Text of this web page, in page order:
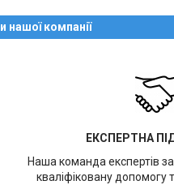
нашої компанії
ЕКСПЕРТНА
Наша команда експертів
кваліфіковану допомогу